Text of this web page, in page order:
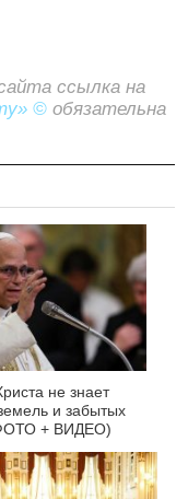
ссылка на
© обязательна
не знает
и забытых
+ ВИДЕО)